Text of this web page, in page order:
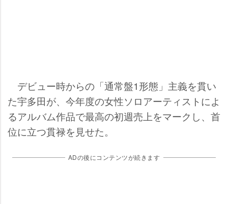
デビュー時からの「通常盤1形態」主義を貫い
た宇多田が、今年度の女性ソロアーティストによ
るアルバム作品で最高の初週売上をマークし、首
位に立つ貫禄を見せた。
ADの後にコンテンツが続きます